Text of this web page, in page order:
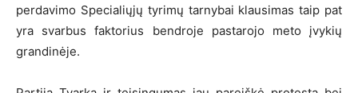
perdavimo Specialiųjų tyrimų tarnybai klausimas taip pat
yra svarbus faktorius bendroje pastarojo meto įvykių
grandinėje.